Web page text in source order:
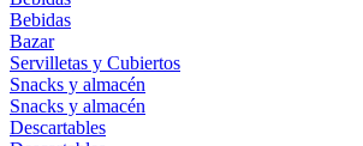
Bebidas
Bazar
Servilletas y Cubiertos
Snacks y almacén
Snacks y almacén
Descartables